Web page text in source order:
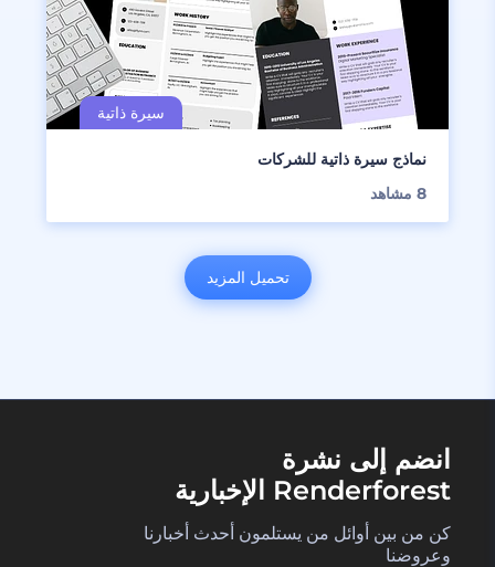
نماذج سيرة ذاتية للشركات
8 مشاهد
تحميل المزيد
انضم إلى نشرة
Renderforest الإخبارية
كن من بين أوائل من يستلمون أحدث أخبارنا
وعروضنا